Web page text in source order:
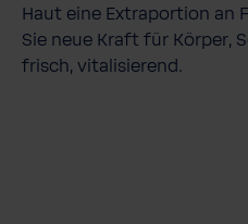
Haut eine Extraportion an
Sie neue Kraft für Körper,
frisch, vitalisierend.